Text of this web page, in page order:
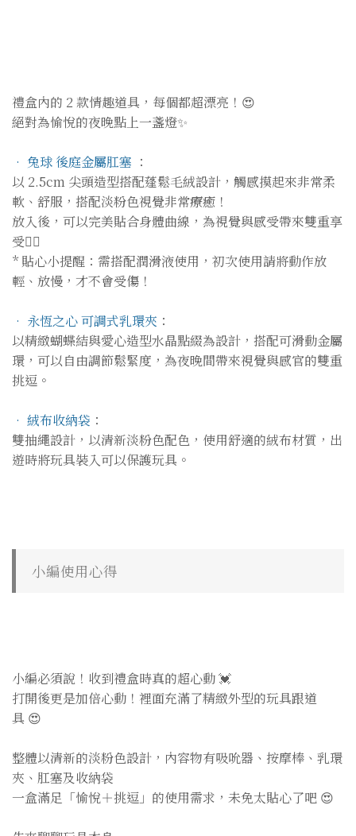
禮盒內的 2 款情趣道具，每個都超漂亮！😍
絕對為愉悅的夜晚點上一盞燈✨
• 兔球 後庭金屬肛塞 ：
以 2.5cm 尖頭造型搭配蓬鬆毛絨設計，觸感摸起來非常柔
軟、舒服，搭配淡粉色視覺非常療癒！
放入後，可以完美貼合身體曲線，為視覺與感受帶來雙重享
受❤️‍🔥
* 貼心小提醒：需搭配潤滑液使用，初次使用請將動作放
輕、放慢，才不會受傷！
• 永恆之心 可調式乳環夾 ：
以精緻蝴蝶結與愛心造型水晶點綴為設計，搭配可滑動金屬
環，可以自由調節鬆緊度，為夜晚間帶來視覺與感官的雙重
挑逗。
• 絨布收納袋 ：
雙抽繩設計，以清新淡粉色配色，使用舒適的絨布材質，出
遊時將玩具裝入可以保護玩具。
小編使用心得
小編必須說！收到禮盒時真的超心動 💓
打開後更是加倍心動！裡面充滿了精緻外型的玩具跟道
具 😍
整體以清新的淡粉色設計，內容物有吸吮器、按摩棒、乳環
夾、肛塞及收納袋
一盒滿足「愉悅＋挑逗」的使用需求，未免太貼心了吧 😍